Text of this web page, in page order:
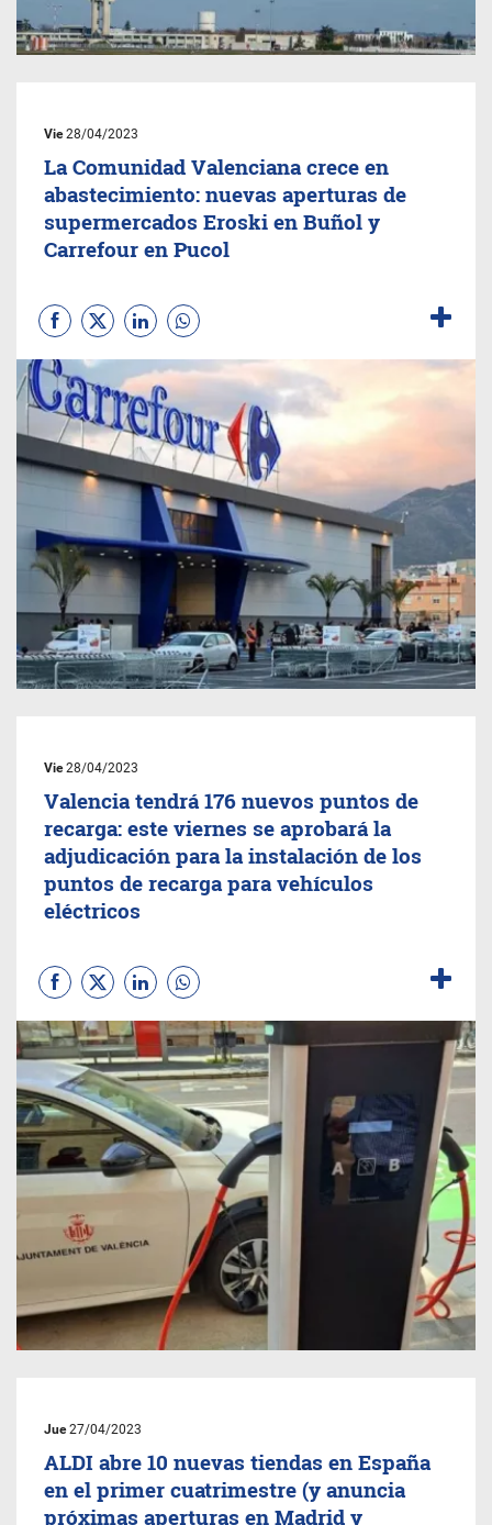
Vie28/04/2023
La Comunidad Valenciana crece en
abastecimiento: nuevas aperturas de
supermercados Eroski en Buñol y
Carrefour en Pucol
Vie28/04/2023
Valencia tendrá 176 nuevos puntos de
recarga: este viernes se aprobará la
adjudicación para la instalación de los
puntos de recarga para vehículos
eléctricos
Jue27/04/2023
ALDI abre 10 nuevas tiendas en España
en el primer cuatrimestre (y anuncia
próximas aperturas en Madrid y